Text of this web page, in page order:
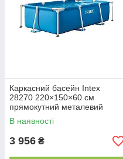
Каркасний басейн Intex
28270 220×150×60 см
прямокутний металевий
каркас посилена тришарова
чаша ПВХ швидке
В наявності
3 956 ₴